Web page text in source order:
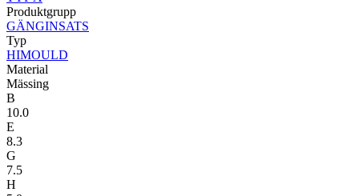
Produktgrupp
GÄNGINSATS
Typ
HIMOULD
Material
Mässing
B
10.0
E
8.3
G
7.5
H